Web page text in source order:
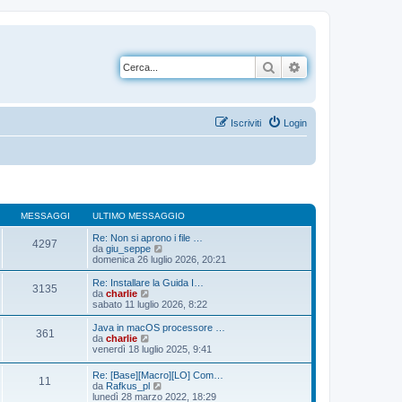
Cerca
Login
Iscriviti
MESSAGGI ULTIMO MESSAGGIO
4297
Re: Non si aprono i file …
da giu_seppe
e
d
i
l
m
o
m
e
s
a
domenica 26 luglio 2026, 20:21
3135
Re: Installare la Guida I…
da charlie
e
d
i
l
t
i
m
o
sabato 11 luglio 2026, 8:22
361
Java in macOS processore …
da charlie
e
u
venerdì 18 luglio 2025, 9:41
11
Re: [Base][Macro][LO] Com…
da Rafkus_pl
e
lunedì 28 marzo 2022, 18:29